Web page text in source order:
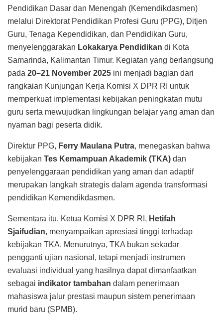
Pendidikan Dasar dan Menengah (Kemendikdasmen)
melalui Direktorat Pendidikan Profesi Guru (PPG), Ditjen
Guru, Tenaga Kependidikan, dan Pendidikan Guru,
menyelenggarakan Lokakarya Pendidikan di Kota
Samarinda, Kalimantan Timur. Kegiatan yang berlangsung
pada 20–21 November 2025 ini menjadi bagian dari
rangkaian Kunjungan Kerja Komisi X DPR RI untuk
memperkuat implementasi kebijakan peningkatan mutu
guru serta mewujudkan lingkungan belajar yang aman dan
nyaman bagi peserta didik.
Direktur PPG, Ferry Maulana Putra, menegaskan bahwa
kebijakan Tes Kemampuan Akademik (TKA) dan
penyelenggaraan pendidikan yang aman dan adaptif
merupakan langkah strategis dalam agenda transformasi
pendidikan Kemendikdasmen.
Sementara itu, Ketua Komisi X DPR RI, Hetifah
Sjaifudian, menyampaikan apresiasi tinggi terhadap
kebijakan TKA. Menurutnya, TKA bukan sekadar
pengganti ujian nasional, tetapi menjadi instrumen
evaluasi individual yang hasilnya dapat dimanfaatkan
sebagai indikator tambahan dalam penerimaan
mahasiswa jalur prestasi maupun sistem penerimaan
murid baru (SPMB).